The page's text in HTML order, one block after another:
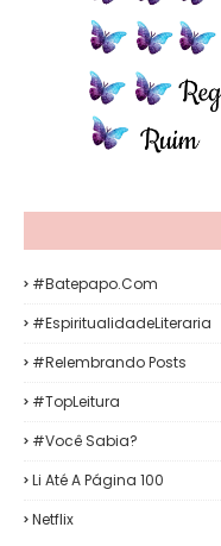
#Batepapo.com
#EspiritualidadeLiteraria
#Relembrando Posts
#TopLeitura
#Você Sabia?
Li Até A Página 100
Netflix